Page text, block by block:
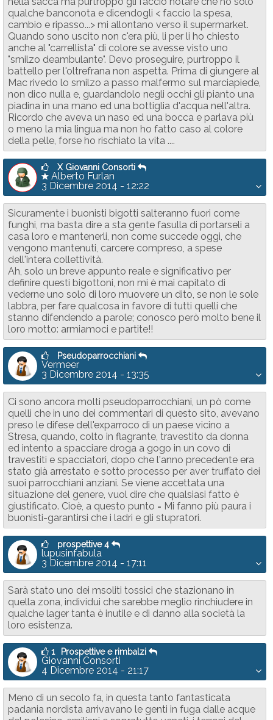
qualche banconota e dicendogli < faccio la spesa,
cambio e ripasso...> mi allontano verso il supermarket.
Quando sono uscito non c'era più, li per li ho chiesto
anche al "carrellista" di colore se avesse visto uno
"smilzo deambulante". Devo proseguire, purtroppo il
battello per l'oltrefrana non aspetta. Prima di giungere al
Mac rivedo lo smilzo a passo malfermo sul marciapiede,
non dico nulla e, guardandolo negli occhi gli pianto una
piadina in una mano ed una bottiglia d'acqua nell'altra.
Ricordo che aveva un naso ed una bocca e parlava più
o meno la mia lingua ma non ho fatto caso al colore
della pelle, forse ho rischiato la vita ....
X Giovanni Consorti
Alberto Furlan
3 Dicembre 2014 - 12:22
Sicuramente i buonisti bigotti salteranno fuori come
funghi, ma basta dire a sta gente fasulla di portarseli a
casa loro e mantenerli, non come succede oggi, che
vengono mantenuti, carcere compreso, a spese
dell'intera collettività.
Ah, solo un breve appunto reale e significativo per
definire questi bigottoni, non mi è mai capitato di
vederne uno solo di loro muovere un dito, se non le sole
labbra, per fare qualcosa in favore di tutti quelli che
stanno difendendo a parole; conosco però molto bene il
loro motto: armiamoci e partite!!
Pseudoparrocchiani
Vermeer
3 Dicembre 2014 - 13:35
Ci sono ancora molti pseudoparrocchiani, un pò come
quelli che in uno dei commentari di questo sito, avevano
preso le difese dell'exparroco di un paese vicino a
Stresa, quando, colto in flagrante, travestito da donna
ed intento a spacciare droga a gogo in un covo di
travestiti e spacciatori, dopo che l'anno precedente era
stato già arrestato e sotto processo per aver truffato dei
suoi parrocchiani anziani. Se viene accettata una
situazione del genere, vuol dire che qualsiasi fatto è
giustificato. Cioè, a questo punto = Mi fanno più paura i
buonisti-garantirsi che i ladri e gli stupratori.
prospettive 4
lupusinfabula
3 Dicembre 2014 - 17:11
Sarà stato uno dei msoliti tossici che stazionano in
quella zona, individui che sarebbe meglio rinchiudere in
qualche lager tanta è inutile e di danno alla società la
loro esistenza.
1 Prospettive e rimbalzi
Giovanni Consorti
4 Dicembre 2014 - 21:17
Meno di un secolo fa, in questa tanto fantasticata
padania nordista arrivavano le genti in fuga dalle acque